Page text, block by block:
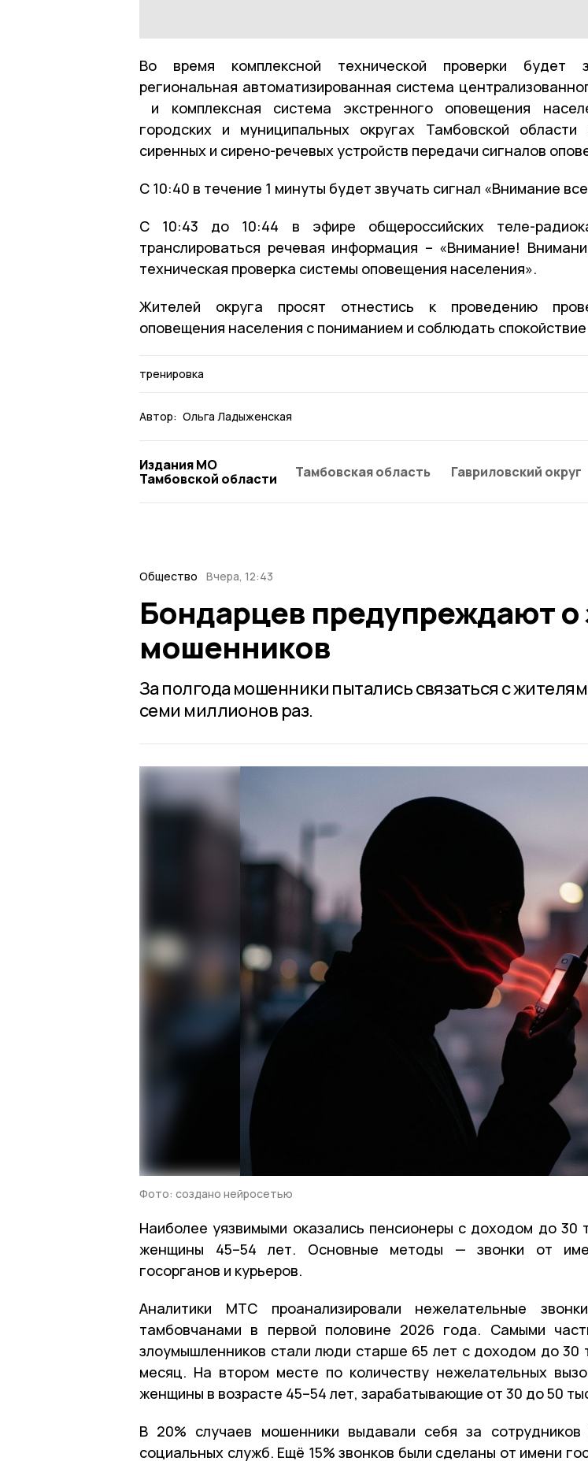
Во время комплексной технической проверки будет
региональная автоматизированная система
и комплексная система экстренного оповещения
городских и муниципальных округах Тамбовской
сиренных и сирено-речевых устройств передачи сигналов
С 10:40 в течение 1 минуты будет звучать сигнал «Внимание
С 10:43 до 10:44 в эфире общероссийских теле-
транслироваться речевая информация – «Внимание!
техническая проверка системы оповещения населения».
Жителей округа просят отнестись к проведению
оповещения населения с пониманием и соблюдать
тренировка
Автор: Ольга Ладыженская
Издания МО
Тамбовской области
Тамбовская область Гавриловский округ
Общество Вчера, 12:43
Бондарцев предупреждают о
мошенников
За полгода мошенники пытались связаться с
семи миллионов раз.
Фото: создано нейросетью
Наиболее уязвимыми оказались пенсионеры с доходом до 30
женщины 45–54 лет. Основные методы — звонки от
госорганов и курьеров.
Аналитики МТС проанализировали нежелательные
тамбовчанами в первой половине 2026 года. Самыми
злоумышленников стали люди старше 65 лет с доходом до 30
месяц. На втором месте по количеству нежелательных
женщины в возрасте 45–54 лет, зарабатывающие от 30 до 50
В 20% случаев мошенники выдавали себя за сотрудников
социальных служб. Ещё 15% звонков были сделаны от имени